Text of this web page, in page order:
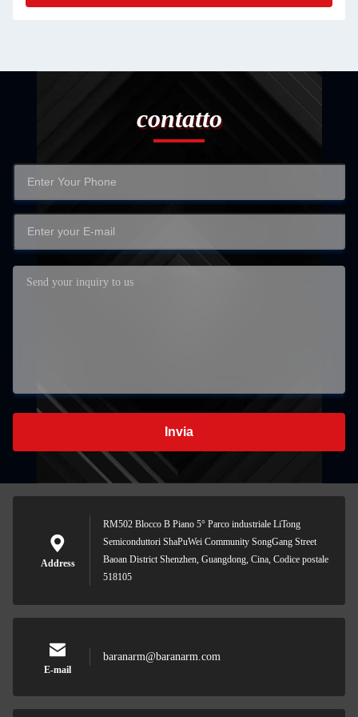
contatto
Invia
Address
RM502 Blocco B Piano 5° Parco industriale LiTong
Semiconduttori ShaPuWei Community SongGang Street
Baoan District Shenzhen, Guangdong, Cina, Codice postale
518105
E-mail
baranarm@baranarm.com